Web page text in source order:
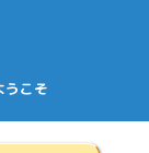
うこそ